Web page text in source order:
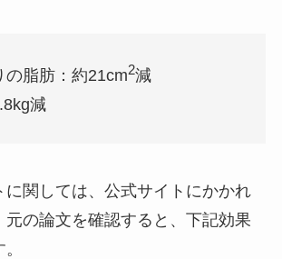
の脂肪：約21cm2減
減
に関しては、公式サイトにかかれ
元の論文を確認すると、下記効果